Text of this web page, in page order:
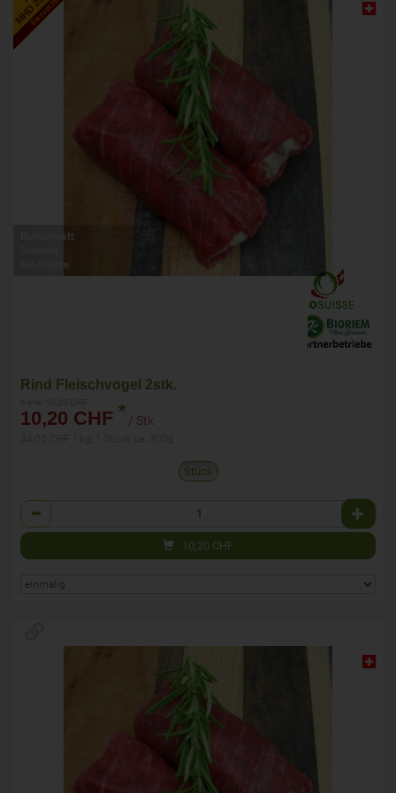
Biohofmatt
Bio-Suisse
Rind Fleischvogel 2stk.
10,20 CHF * / Stk
Stück
Anzahl
10,20 CHF